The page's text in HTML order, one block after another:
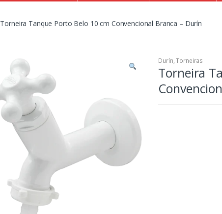
Torneira Tanque Porto Belo 10 cm Convencional Branca – Durín
Durín,Torneiras
Torneira